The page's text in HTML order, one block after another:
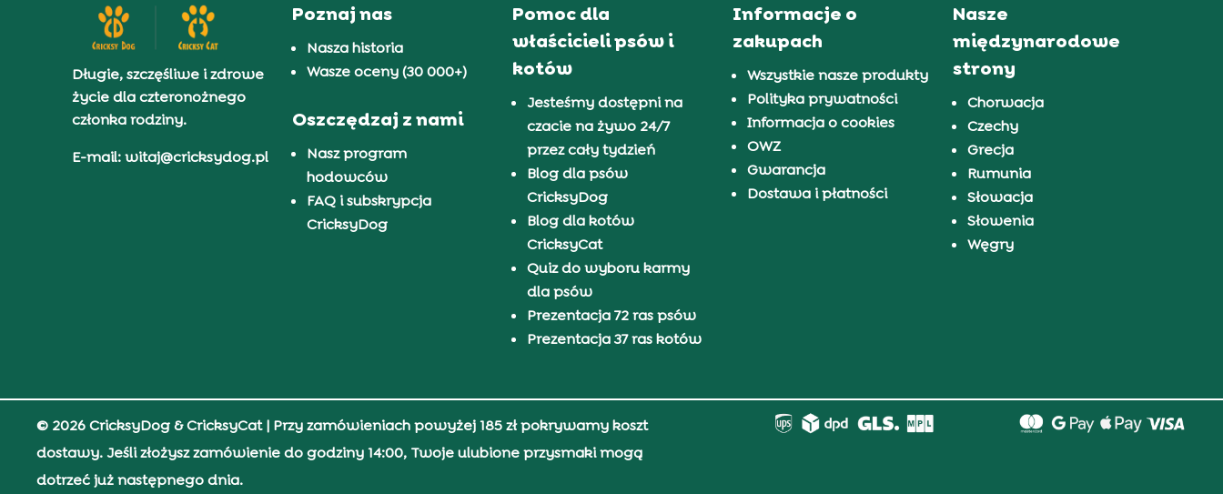
Długie, szczęśliwe i zdrowe
życie dla czteronożnego
członka rodziny.
E-mail: witaj@cricksydog.pl
Poznaj nas
Nasza historia
Wasze oceny (30 000+)
Oszczędzaj z nami
Nasz program
hodowców
FAQ i subskrypcja
CricksyDog
Pomoc dla
właścicieli psów i
kotów
Jesteśmy dostępni na
czacie na żywo 24/7
przez cały tydzień
Blog dla psów
CricksyDog
Blog dla kotów
CricksyCat
Quiz do wyboru karmy
dla psów
Prezentacja 72 ras psów
Prezentacja 37 ras kotów
Informacje o
zakupach
Wszystkie nasze produkty
Polityka prywatności
Informacja o cookies
OWZ
Gwarancja
Dostawa i płatności
Nasze
międzynarodowe
strony
Chorwacja
Czechy
Grecja
Rumunia
Słowacja
Słowenia
Węgry
© 2026 CricksyDog & CricksyCat| Przy zamówieniach powyżej 185 zł pokrywamy koszt
dostawy. Jeśli złożysz zamówienie do godziny 14:00, Twoje ulubione przysmaki mogą
dotrzeć już następnego dnia.